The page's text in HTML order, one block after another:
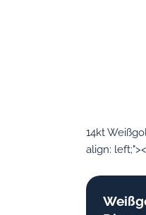
14kt
align: